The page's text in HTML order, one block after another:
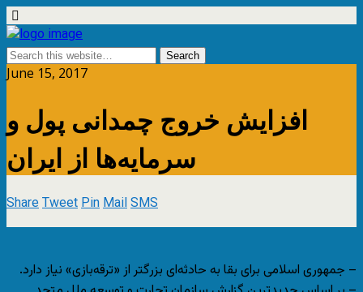
June 15, 2017
افزایش خروج چمدانی پول و
سرمایه‌ها از ایران
ShareTweetPinMailSMS
– جمهوری اسلامی برای بقا به حادثه‌ای بزرگتر از «ترقه‌بازی» نیاز دارد.